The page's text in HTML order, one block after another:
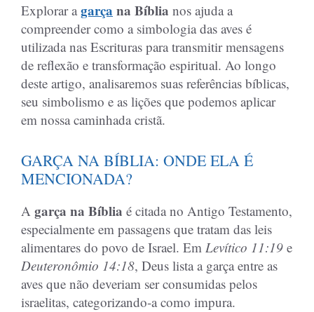
Explorar a garça na Bíblia nos ajuda a
compreender como a simbologia das aves é
utilizada nas Escrituras para transmitir mensagens
de reflexão e transformação espiritual. Ao longo
deste artigo, analisaremos suas referências bíblicas,
seu simbolismo e as lições que podemos aplicar
em nossa caminhada cristã.
GARÇA NA BÍBLIA: ONDE ELA É
MENCIONADA?
A garça na Bíblia é citada no Antigo Testamento,
especialmente em passagens que tratam das leis
alimentares do povo de Israel. Em Levítico 11:19 e
Deuteronômio 14:18, Deus lista a garça entre as
aves que não deveriam ser consumidas pelos
israelitas, categorizando-a como impura.